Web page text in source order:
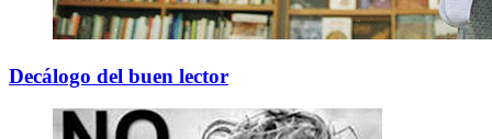
Decálogo del buen lector